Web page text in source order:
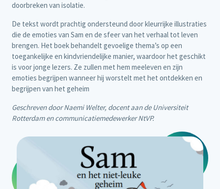
doorbreken van isolatie.
De tekst wordt prachtig ondersteund door kleurrijke illustraties
die de emoties van Sam en de sfeer van het verhaal tot leven
brengen. Het boek behandelt gevoelige thema’s op een
toegankelijke en kindvriendelijke manier, waardoor het geschikt
is voor jonge lezers. Ze zullen met hem meeleven en zijn
emoties begrijpen wanneer hij worstelt met het ontdekken en
begrijpen van het geheim
Geschreven door Naemi Welter, docent aan de Universiteit
Rotterdam en communicatiemedewerker NtVP.